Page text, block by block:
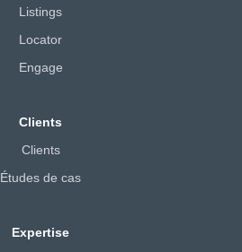
Listings
Locator
Engage
Clients
Clients
Études de cas
Expertise